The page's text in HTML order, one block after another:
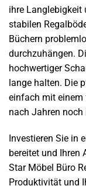
ihre Langlebigkeit
stabilen
Büchern
durchzuhängen.
hochwertiger
lange halten. Die
einfach mit einem
nach Jahren noch
Investieren Sie in
bereitet und Ihren
Star Möbel Büro
Produktivität und